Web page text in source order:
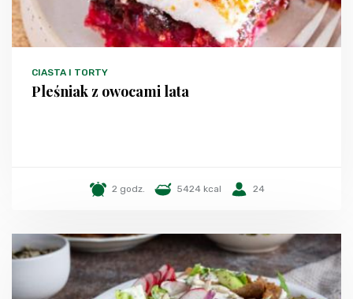
CIASTA I TORTY
Pleśniak z owocami lata
2 godz. 5424 kcal 24